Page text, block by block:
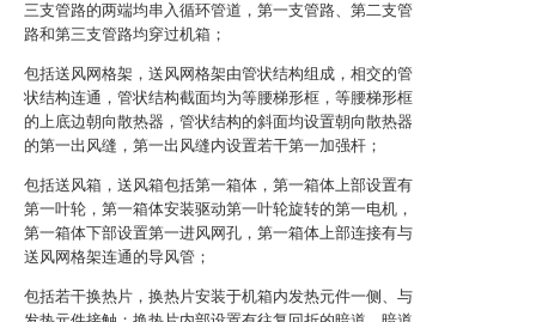
三支管路的两端均串入循环管道，第一支管路、第二支管
路和第三支管路均穿过机箱；
包括送风网格架，送风网格架由管状结构组成，相交的管
状结构连通，管状结构截面均为等腰梯形框，等腰梯形框
的上底边朝向散热器，管状结构的斜面均设置朝向散热器
的第一出风缝，第一出风缝内设置若干第一加强杆；
包括送风箱，送风箱包括第一箱体，第一箱体上部设置有
第一叶轮，第一箱体安装驱动第一叶轮旋转的第一电机，
第一箱体下部设置第一进风网孔，第一箱体上部连接有与
送风网格架连通的导风管；
包括若干换热片，换热片安装于机箱内发热元件一侧、与